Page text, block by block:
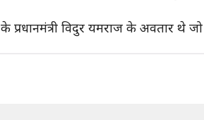
के प्रधानमंत्री विदुर यमराज के अवतार थे